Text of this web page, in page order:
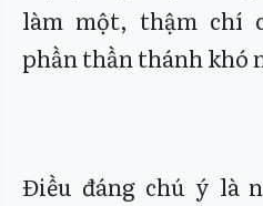
làm một, thậm chí
phần thần thánh khó
Điều đáng chú ý là